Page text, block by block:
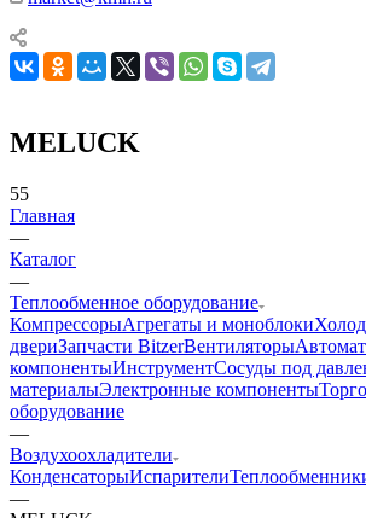
MELUCK
55
Главная
—
Каталог
—
Теплообменное оборудование
КомпрессорыАгрегаты и моноблоки
двериЗапчасти BitzerВентиляторы
компонентыИнструментСосуды под
материалыЭлектронные компоненты
оборудование
—
Воздухоохладители
КонденсаторыИспарители
—